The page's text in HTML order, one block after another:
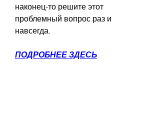
наконец-то решите этот
проблемный вопрос раз и
навсегда.
ПОДРОБНЕЕ ЗДЕСЬ